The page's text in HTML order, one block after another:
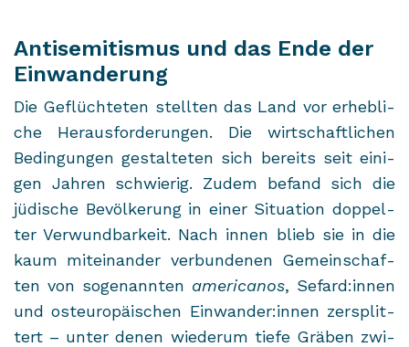
Antisemitismus und das Ende der
Einwanderung
Die Ge­flüch­te­ten stell­ten das Land vor er­heb­li­
che Her­aus­for­de­run­gen. Die wirt­schaft­li­chen
Be­din­gun­gen ge­stal­te­ten sich be­reits seit ei­ni­
gen Jah­ren schwie­rig. Zudem be­fand sich die
jü­di­sche Be­völ­ke­rung in einer Si­tua­ti­on dop­pel­
ter Ver­wund­bar­keit. Nach innen blieb sie in die
kaum mit­ein­an­der ver­bun­de­nen Ge­mein­schaf­
ten von so­ge­nann­ten ame­ri­ca­nos, Se­fard:innen
und ost­eu­ro­päi­schen Ein­wan­der:innen zer­split­
tert – unter denen wie­der­um tiefe Grä­ben zwi­